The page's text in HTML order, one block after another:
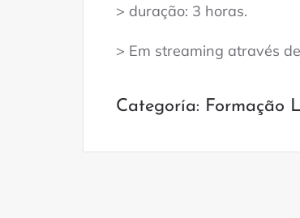
> duração: 3 horas.
> Em streaming através
Categoría: Formação